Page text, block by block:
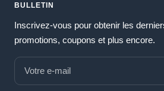
BULLETIN
Inscrivez-vous pour obtenir les
promotions, coupons et plus encore.
Votre e-mail